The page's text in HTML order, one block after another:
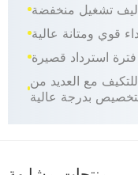
تشغيل منخفضة
قوي ومتانة عالية
فترة استرداد قصيرة
مع العديد من
بدرجة عالية